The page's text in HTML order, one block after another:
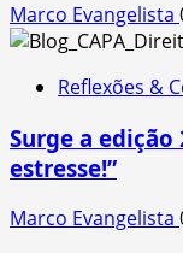
Marco Evangelista
Reflexões &
Surge a
estresse!”
Marco Evangelista